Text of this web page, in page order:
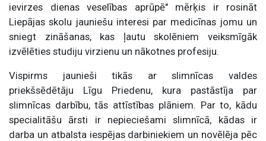
ievirzes dienas veselības aprūpē" mērķis ir rosināt
Liepājas skolu jauniešu interesi par medicīnas jomu un
sniegt zināšanas, kas ļautu skolēniem veiksmīgāk
izvēlēties studiju virzienu un nākotnes profesiju.
Vispirms jaunieši tikās ar slimnīcas valdes
priekšsēdētāju Līgu Priedenu, kura pastāstīja par
slimnīcas darbību, tās attīstības plāniem. Par to, kādu
specialitāšu ārsti ir nepieciešami slimnīcā, kādas ir
darba un atbalsta iespējas darbiniekiem un novēlēja pēc